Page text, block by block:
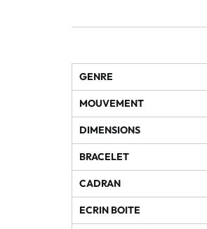
GENRE
MOUVEMENT
DIMENSIONS
BRACELET
CADRAN
ECRIN BOITE